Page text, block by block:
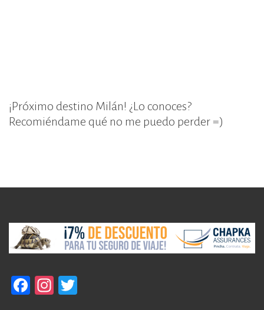
¡Próximo destino Milán! ¿Lo conoces?
Recomiéndame qué no me puedo perder =)
F
In